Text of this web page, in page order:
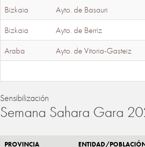
Bizkaia Ayto. de Basauri
Bizkaia
Ayto. de Berriz
Araba
Ayto. de Vitoria-Gasteiz
Sensibilización
Semana Sahara Gara
PROVINCIA ENTIDAD/